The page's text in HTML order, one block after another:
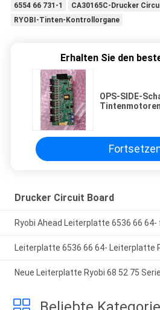
6554 66 731-1
CA30165C-Drucker
RYOBI-Tinten-Kontrollorgane
Erhalten Sie den
OPS-SIDE-
Drucker Circuit Board
Ryobi Ahead Leiterplatte 6536 66 64-
Leiterplatte 6536 66 64- Leiterplatte
Neue Leiterplatte Ryobi 68 52 75